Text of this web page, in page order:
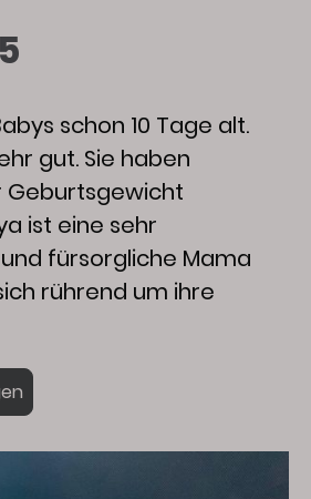
schon 10 Tage alt.
gut. Sie haben
ist eine sehr
fürsorgliche Mama
rührend um ihre